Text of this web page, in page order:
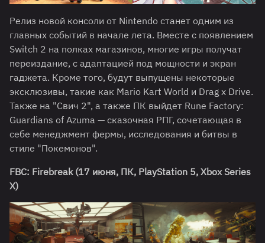
Релиз новой консоли от Nintendo станет одним из
главных событий в начале лета. Вместе с появлением
Switch 2 на полках магазинов, многие игры получат
переиздание, с адаптацией под мощности и экран
гаджета. Кроме того, будут выпущены некоторые
эксклюзивы, такие как Mario Kart World и Drag x Drive.
Также на "Свич 2", а также ПК выйдет Rune Factory:
Guardians of Azuma — сказочная РПГ, сочетающая в
себе менеджмент фермы, исследования и битвы в
стиле "Покемонов".
FBC: Firebreak (17 июня, ПК, PlayStation 5, Xbox Series
X)